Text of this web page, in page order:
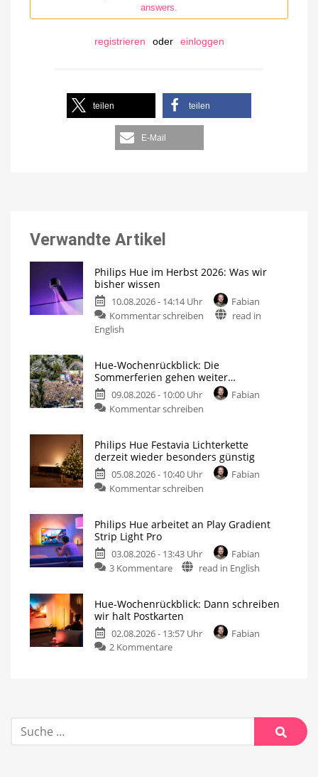
answers.
registrieren oder einloggen
teilen teilen
E-Mail
Verwandte Artikel
Philips Hue im Herbst 2026: Was wir
bisher wissen
10.08.2026 - 14:14 Uhr
Fabian
Kommentar schreiben
read in
English
Hue-Wochenrückblick: Die
Sommerferien gehen weiter…
09.08.2026 - 10:00 Uhr
Fabian
Kommentar schreiben
Philips Hue Festavia Lichterkette
derzeit wieder besonders günstig
05.08.2026 - 10:40 Uhr
Fabian
Kommentar schreiben
Philips Hue arbeitet an Play Gradient
Strip Light Pro
03.08.2026 - 13:43 Uhr
Fabian
3 Kommentare
read in English
Hue-Wochenrückblick: Dann schreiben
wir halt Postkarten
02.08.2026 - 13:57 Uhr
Fabian
2 Kommentare